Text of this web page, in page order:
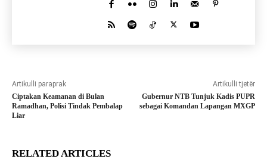
Artikulli paraprak
Ciptakan Keamanan di Bulan
Ramadhan, Polisi Tindak Pembalap
Liar
Artikulli tjetër
Gubernur NTB Tunjuk Kadis PUPR
sebagai Komandan Lapangan MXGP
RELATED ARTICLES